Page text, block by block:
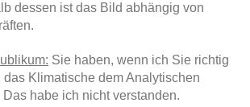
dessen ist das Bild abhängig von
Sie haben, wenn ich Sie richtig
Klimatische dem Analytischen
habe ich nicht verstanden.